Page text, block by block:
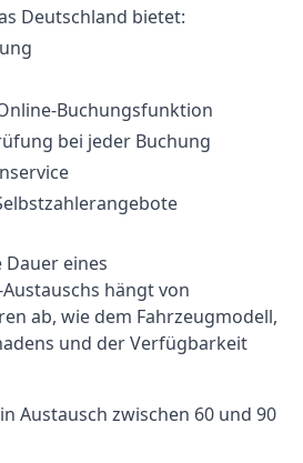
Deutschland bietet:
Buchungsfunktion
bei jeder Buchung
eines
hängt von
ab, wie dem Fahrzeugmodell,
und der Verfügbarkeit
Austausch zwischen 60 und 90